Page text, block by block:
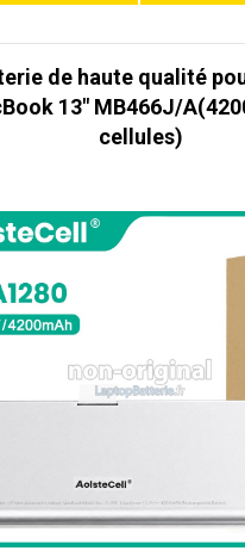
de haute qualité
13" MB466J/
cellules)